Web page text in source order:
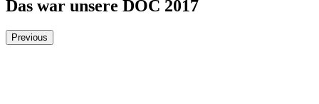
Das war unsere DOC 2017
Previous